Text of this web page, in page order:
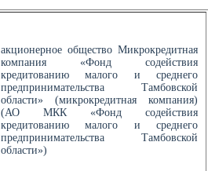
акционерное общество Микрокредитная
компания «Фонд содействия
кредитованию малого и среднего
предпринимательства Тамбовской
области» (микрокредитная компания)
(АО МКК «Фонд содействия
кредитованию малого и среднего
предпринимательства Тамбовской
области»)